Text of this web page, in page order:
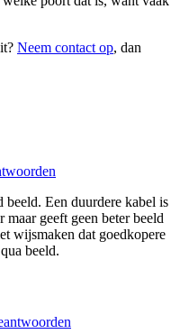
Neem contact op, dan
Een duurdere kabel is
geeft geen beter beeld
wijsmaken dat goedkopere
beeld.